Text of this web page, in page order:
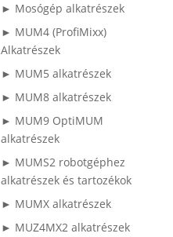
► Mosógép alkatrészek
► MUM4 (ProfiMixx)
Alkatrészek
► MUM5 alkatrészek
► MUM8 alkatrészek
► MUM9 OptiMUM
alkatrészek
► MUMS2 robotgéphez
alkatrészek és tartozékok
► MUMX alkatrészek
► MUZ4MX2 alkatrészek